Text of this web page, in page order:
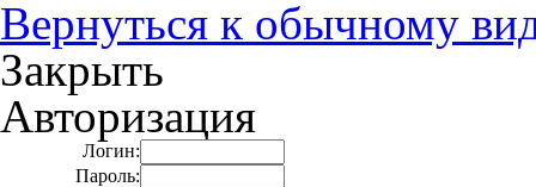
Вернуться к обычному
Закрыть
Авторизация
Логин:
Пароль: